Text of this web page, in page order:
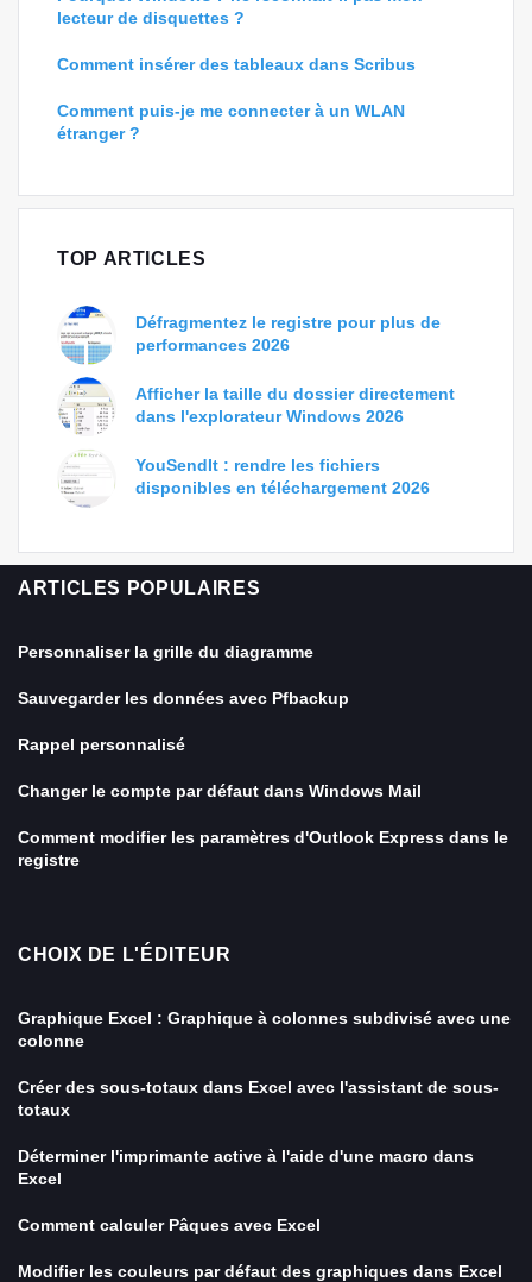
lecteur de disquettes ?
Comment insérer des tableaux dans Scribus
Comment puis-je me connecter à un WLAN
étranger ?
TOP ARTICLES
Défragmentez le registre pour plus de
performances 2026
Afficher la taille du dossier directement
dans l'explorateur Windows 2026
YouSendIt : rendre les fichiers
disponibles en téléchargement 2026
ARTICLES POPULAIRES
Personnaliser la grille du diagramme
Sauvegarder les données avec Pfbackup
Rappel personnalisé
Changer le compte par défaut dans Windows Mail
Comment modifier les paramètres d'Outlook Express dans le
registre
CHOIX DE L'ÉDITEUR
Graphique Excel : Graphique à colonnes subdivisé avec une
colonne
Créer des sous-totaux dans Excel avec l'assistant de sous-
totaux
Déterminer l'imprimante active à l'aide d'une macro dans
Excel
Comment calculer Pâques avec Excel
Modifier les couleurs par défaut des graphiques dans Excel